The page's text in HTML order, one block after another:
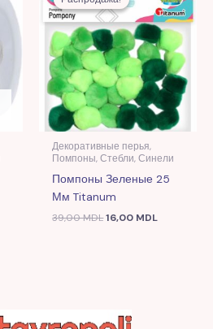
Декоративные перья,
Помпоны, Стебли, Синели
Помпоны Зеленые 25
Мм Titanum
39,00MDL
составляла
39,00 MDL.
16,00 MDL
16,00 MDL.